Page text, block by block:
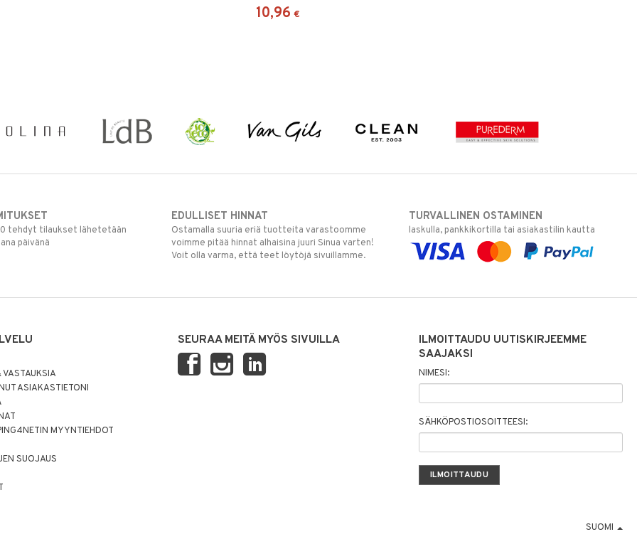
10,96 €
tehdyt tilaukset lähetetään
päivänä
EDULLISET HINNAT
Ostamalla suuria eriä tuotteita varastoomme
voimme pitää hinnat alhaisina juuri Sinua varten!
Voit olla varma, että teet löytöjä sivuillamme.
TURVALLINEN OSTAMINEN
laskulla, pankkikortilla tai asiakastilin kautta
ASIAKASTIETONI
MYYNTIEHDOT
SUOJAUS
SEURAA MEITÄ MYÖS SIVUILLA
ILMOITTAUDU UUTISKIRJEEMME
SAAJAKSI
NIMESI:
SÄHKÖPOSTIOSOITTEESI:
SUOMI